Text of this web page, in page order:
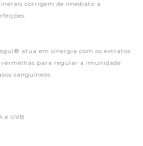
corrigem de imediato a
atua em sinergia com os extratos
vermelhas para regular a imunidade
sanguíneos.
e UVB.